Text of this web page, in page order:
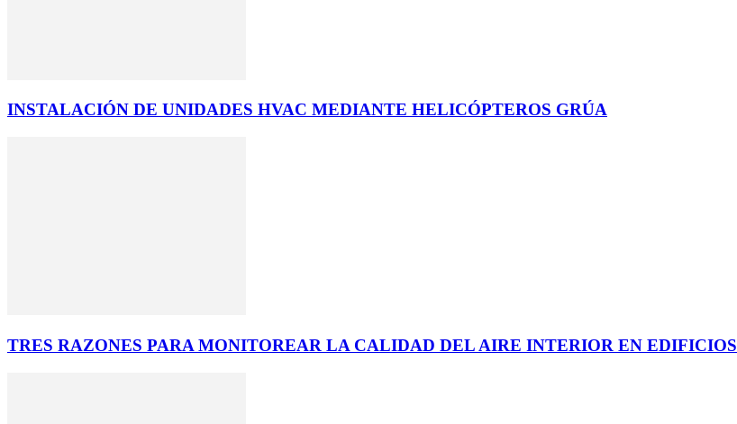
INSTALACIÓN DE UNIDADES HVAC MEDIANTE HELICÓPTEROS GRÚA
TRES RAZONES PARA MONITOREAR LA CALIDAD DEL AIRE INTERIOR EN EDIFICIOS